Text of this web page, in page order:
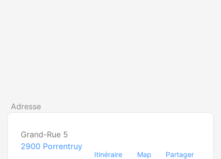
Adresse
Grand-Rue 5
2900 Porrentruy
Itinéraire Map Partager